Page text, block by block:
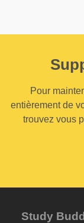
Pour
entièrement de
trouvez vous
Study